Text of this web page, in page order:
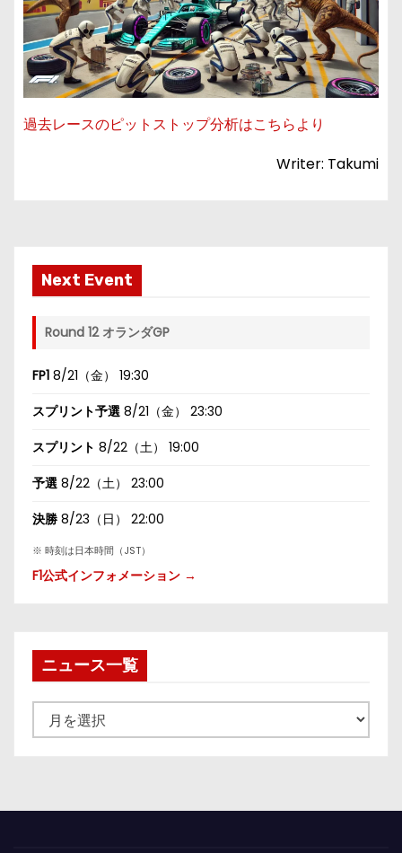
過去レースのピットストップ分析はこちらより
Writer: Takumi
Next Event
Round 12 オランダGP
FP1 8/21（金） 19:30
スプリント予選 8/21（金） 23:30
スプリント 8/22（土） 19:00
予選 8/22（土） 23:00
決勝 8/23（日） 22:00
※ 時刻は日本時間（JST）
F1公式インフォメーション →
ニュース一覧
ュ
一